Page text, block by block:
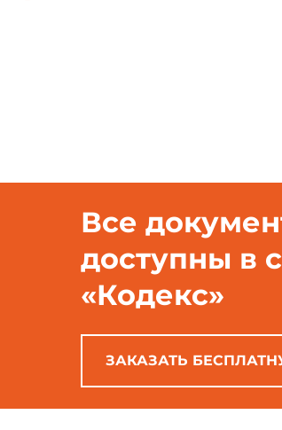
Все
доступны в
«Кодекс»
ЗАКАЗАТЬ